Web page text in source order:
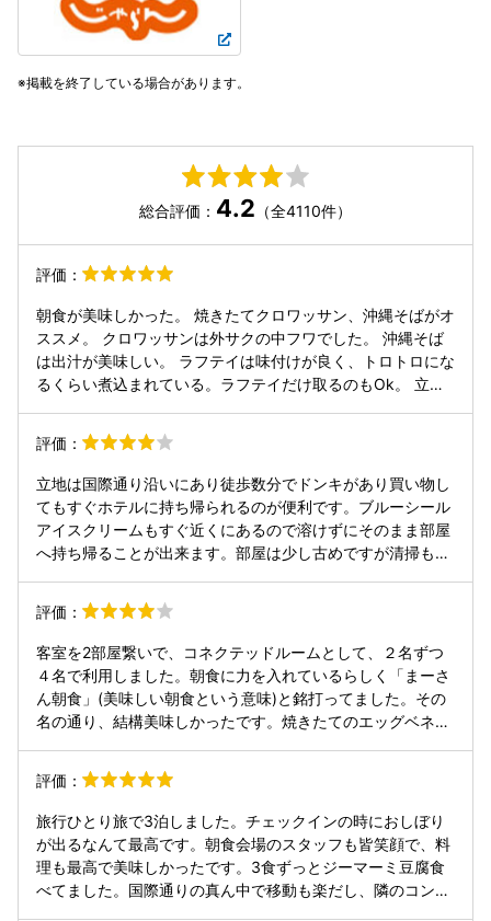
掲載を終了している場合があります。
総合評価： 4.2 （全4110件）
評価：
朝食が美味しかった。 焼きたてクロワッサン、沖縄そばがオ
ススメ。 クロワッサンは外サクの中フワでした。 沖縄そば
は出汁が美味しい。 ラフテイは味付けが良く、トロトロにな
るくらい煮込まれている。ラフテイだけ取るのもOk。 立地
やすい。 また、空港行きの路線バスも近くにあり、 交通の
便が良い。
評価：
立地は国際通り沿いにあり徒歩数分でドンキがあり買い物し
てもすぐホテルに持ち帰られるのが便利です。ブルーシール
アイスクリームもすぐ近くにあるので溶けずにそのまま部屋
へ持ち帰ることが出来ます。部屋は少し古めですが清掃も行
豊富です。期間限定のカレーがめちゃくちゃおいしかったで
す。ただライブキッチンは少し寂しく目玉焼きを焼いている
だけででした。あと駐車場が裏手から入る地下にありますが
1800円とお高め。しかも機械式で係の人に出し入れしても
らう必要があります。チェックアウトまで動かさないなら近
くのコインパーキングが安いかも
評価：
客室を2部屋繋いで、コネクテッドルームとして、２名ずつ
４名で利用しました。朝食に力を入れているらしく「まーさ
ん朝食」(美味しい朝食という意味)と銘打ってました。その
名の通り、結構美味しかったです。焼きたてのエッグベネデ
地は国際通りの並びなので買い物や観光などには楽ですが、
車での出入りは人も多くて気を遣います。駐車場は裏から入
って地下なので注意。駐車券は車を出す時に必要なので保管
しておいてください。駐車料金は1日1,800円です。 1Fにセ
ブンイレブンが入っており、隣にもコンビニがあるので、細
かいものは用意しやすいです。 大浴場はありません。
評価：
旅行ひとり旅で3泊しました。チェックインの時におしぼり
が出るなんて最高です。朝食会場のスタッフも皆笑顔で、料
理も最高で美味しかったです。3食ずっとジーマーミ豆腐食
べてました。国際通りの真ん中で移動も楽だし、隣のコンビ